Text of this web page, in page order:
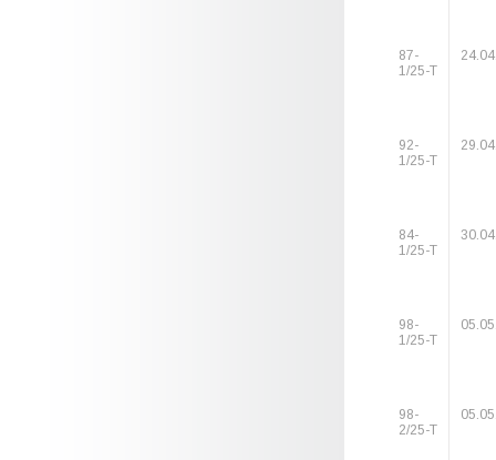
87-
1/25-Т
92-
1/25-Т
84-
1/25-Т
98-
1/25-Т
98-
2/25-Т